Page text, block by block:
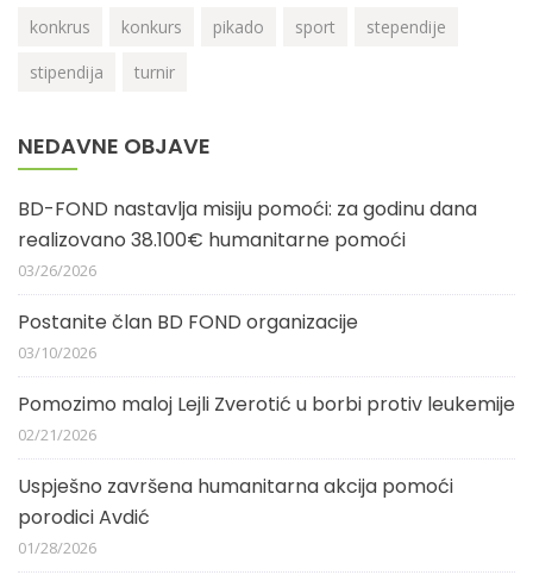
konkrus konkurs pikado sport
stependije
stipendija
turnir
NEDAVNE OBJAVE
BD-FOND nastavlja misiju pomoći: za godinu dana
realizovano 38.100€ humanitarne pomoći
03/26/2026
Postanite član BD FOND organizacije
03/10/2026
Pomozimo maloj Lejli Zverotić u borbi protiv leukemije
02/21/2026
Uspješno završena humanitarna akcija pomoći
porodici Avdić
01/28/2026